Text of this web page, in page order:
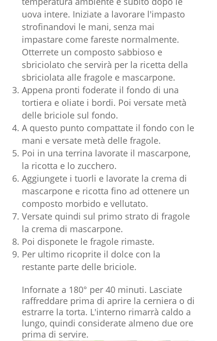
uova intere. Iniziate a lavorare l'impasto
strofinandovi le mani, senza mai
impastare come fareste normalmente.
Otterrete un composto sabbioso e
sbriciolato che servirà per la ricetta della
sbriciolata alle fragole e mascarpone.
Appena pronti foderate il fondo di una
tortiera e oliate i bordi. Poi versate metà
delle briciole sul fondo.
A questo punto compattate il fondo con le
mani e versate metà delle fragole.
Poi in una terrina lavorate il mascarpone,
la ricotta e lo zucchero.
Aggiungete i tuorli e lavorate la crema di
mascarpone e ricotta fino ad ottenere un
composto morbido e vellutato.
Versate quindi sul primo strato di fragole
la crema di mascarpone.
Poi disponete le fragole rimaste.
Per ultimo ricoprite il dolce con la
restante parte delle briciole.
Infornate a 180° per 40 minuti. Lasciate
raffreddare prima di aprire la cerniera o di
estrarre la torta. L'interno rimarrà caldo a
lungo, quindi considerate almeno due ore
prima di servire.